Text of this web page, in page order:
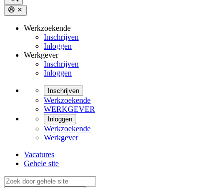
Werkzoekende
Inschrijven
Inloggen
Werkgever
Inschrijven
Inloggen
Inschrijven
Werkzoekende
WERKGEVER
Inloggen
Werkzoekende
Werkgever
Vacatures
Gehele site